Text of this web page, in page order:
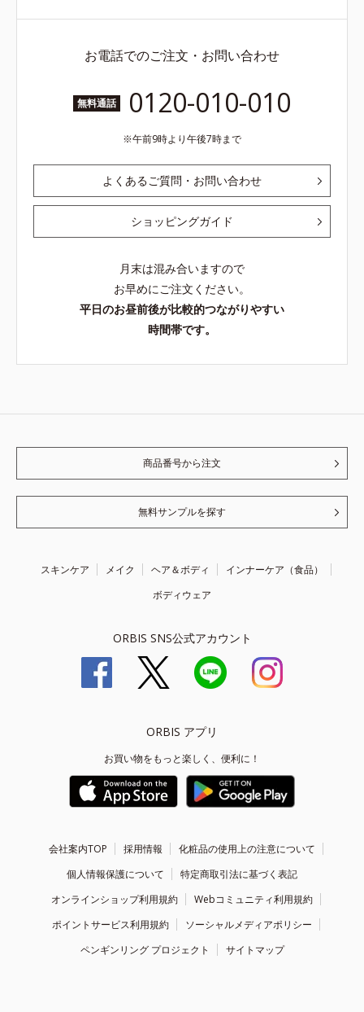
お電話でのご注文・お問い合わせ
無料通話 0120-010-010
午前9時より午後7時まで
よくあるご質問・お問い合わせ
ショッピングガイド
月末は混み合いますので
お早めにご注文ください。
平日のお昼前後が比較的つながりやすい
時間帯です。
商品番号から注文
無料サンプルを探す
スキンケア メイク ヘア＆ボディ
インナーケア（食品）
ボディウェア
ORBIS SNS公式アカウント
ORBIS アプリ
お買い物をもっと楽しく、便利に！
会社案内TOP 採用情報
化粧品の使用上の注意について
個人情報保護について
特定商取引法に基づく表記
オンラインショップ利用規約
Webコミュニティ利用規約
ポイントサービス利用規約
ソーシャルメディアポリシー
ペンギンリング プロジェクト
サイトマップ